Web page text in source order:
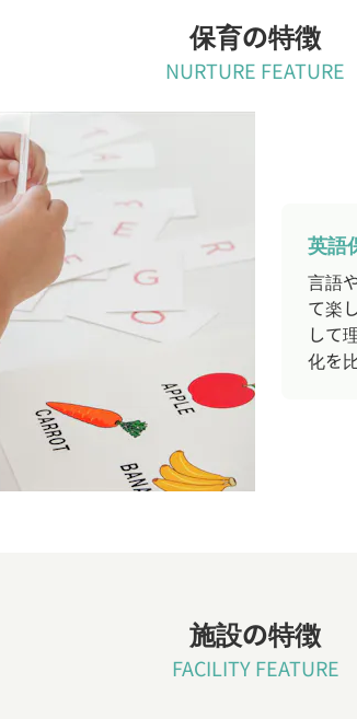
保育の特徴
NURTURE FEATURE
英語
言語
て楽
して
化を
施設の特徴
FACILITY FEATURE